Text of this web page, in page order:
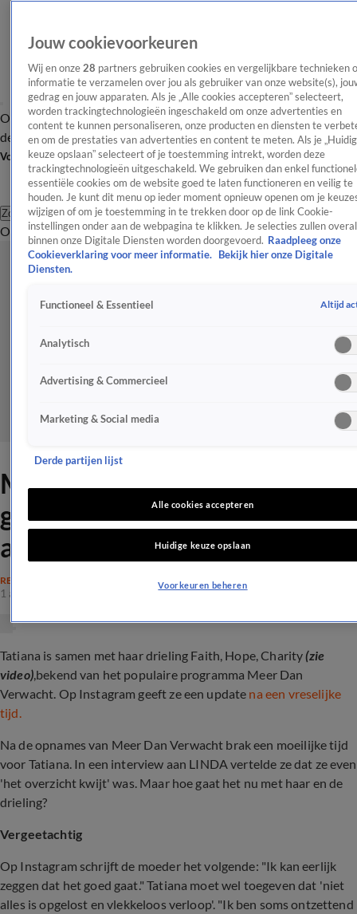
OverzichtAfleveringen Entertainment TV Algemeen
Tip
de redactieNieuwsbrief
Volg Shownieuws
Zoeken
OverzichtEntertainmentSpraakmakendRealityCrimeVideo's
Meer Dan Verwacht-Tatiana
geeft update na
afschuwelijke tijd
REALITY
1 apr 2024, 16:40
Tatiana is samen met haar drieling Faith, Hope, Charity(zie
video),bekend van het populaire programma Meer Dan
Verwacht. Op Instagram geeft ze een update na een vreselijke
tijd.
Na de opnames van Meer Dan Verwacht brak een moeilijke tijd
voor Tatiana. In een interview aan LINDA vertelde ze dat ze even
'het overzicht kwijt' was. Maar hoe gaat het nu met haar en de
drieling?
Vergeetachtig
Op Instagram schrijft de moeder het volgende: "Ik kan eerlijk
zeggen dat het goed gaat." Tatiana moet wel toegeven dat 'niet
alles is opgelost en vlekkeloos verloop'. "Ik ben soms ontzettend
Jouw cookievoorkeuren
Wij en onze 28 partners gebruiken cookies en vergelijkbare technieken
informatie te verzamelen over jou als gebruiker van onze website(s),
gedrag en jouw apparaten. Als je „Alle cookies accepteren” selecteert,
worden trackingtechnologieën ingeschakeld om onze advertenties en
content te kunnen personaliseren, onze producten en diensten te
en om de prestaties van advertenties en content te meten. Als je
keuze opslaan” selecteert of je toestemming intrekt, worden deze
trackingtechnologieën uitgeschakeld. We gebruiken dan enkel
essentiële cookies om de website goed te laten functioneren en veilig te
houden. Je kunt dit menu op ieder moment opnieuw openen om je
wijzigen of om je toestemming in te trekken door op de link Cookie-
instellingen onder aan de webpagina te klikken. Je selecties zullen overal
binnen onze Digitale Diensten worden doorgevoerd. Raadpleeg onze
Cookieverklaring voor meer informatie.
Bekijk hier onze Digitale
Diensten.
Functioneel & Essentieel Altijd
Analytisch
Advertising & Commercieel
Marketing & Social media
Derde partijen lijst
Alle cookies accepteren
Huidige keuze opslaan
Voorkeuren beheren